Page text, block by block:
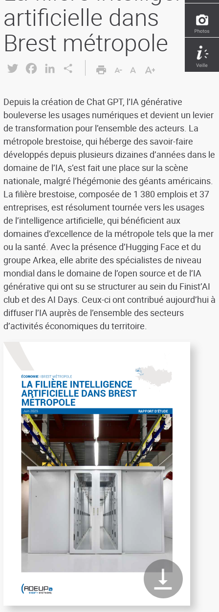
artificielle dans
Brest métropole
Twitter FacebookLinkedIn
Depuis la création de Chat GPT, l’IA générative
bouleverse les usages numériques et devient un levier
de transformation pour l’ensemble des acteurs. La
métropole brestoise, qui héberge des savoir-faire
développés depuis plusieurs dizaines d’années dans le
domaine de l’IA, s’est fait une place sur la scène
nationale, malgré l’hégémonie des géants américains.
La filière brestoise, composée de 1 380 emplois et 37
entreprises, est résolument tournée vers les usages
de l’intelligence artificielle, qui bénéficient aux
domaines d’excellence de la métropole tels que la mer
ou la santé. Avec la présence d’Hugging Face et du
groupe Arkea, elle abrite des spécialistes de niveau
mondial dans le domaine de l’open source et de l’IA
générative qui ont su se structurer au sein du Finist’AI
club et des AI Days. Ceux-ci ont contribué aujourd’hui à
diffuser l’IA auprès de l’ensemble des secteurs
d’activités économiques du territoire.